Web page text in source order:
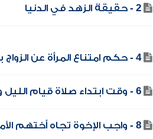
2 - حقيقة الزهد في الدنيا
4 - حكم امتناع المرأة عن الزواج بحجة طلب العلم
6 - وقت ابتداء صلاة قيام الليل وانتهائه
8 - واجب الإخوة تجاه أختهم الأمية